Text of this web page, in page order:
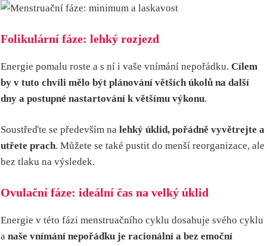
Folikulární fáze: lehký rozjezd
Energie pomalu roste a s ní i vaše vnímání nepořádku. Cílem
by v tuto chvíli mělo být plánování větších úkolů na další
dny a postupné nastartování k většímu výkonu.
Soustřeďte se především na lehký úklid, pořádně vyvětrejte a
utřete prach. Můžete se také pustit do menší reorganizace, ale
bez tlaku na výsledek.
Ovulační fáze: ideální čas na velký úklid
Energie v této fázi menstruačního cyklu dosahuje svého cyklu
a naše vnímání nepořádku je racionální a bez emoční